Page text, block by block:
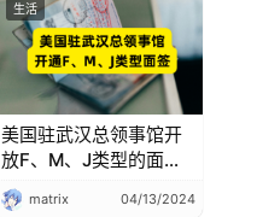
生活
美国驻武汉总领事馆开
放F、M、J类型的面
签，武汉领事馆美国面
签 matrix 04/13/2024